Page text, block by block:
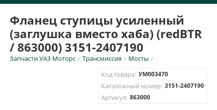
Фланец ступицы усиленный
(заглушка вместо хаба) (redBTR
/ 863000) 3151-2407190
Запчасти УАЗ Моторс / Трансмиссия / Мосты /
Код товара: УМ003470
Каталожный номер: 3151-2407190
Артикул: 863000